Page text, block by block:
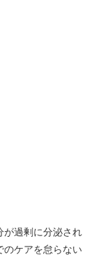
が過剰に分泌され
のケアを怠らない